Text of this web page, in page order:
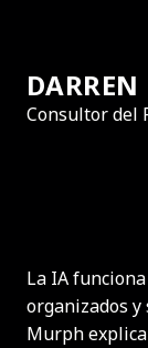
La IA
organizados y
Murph
Consultor del